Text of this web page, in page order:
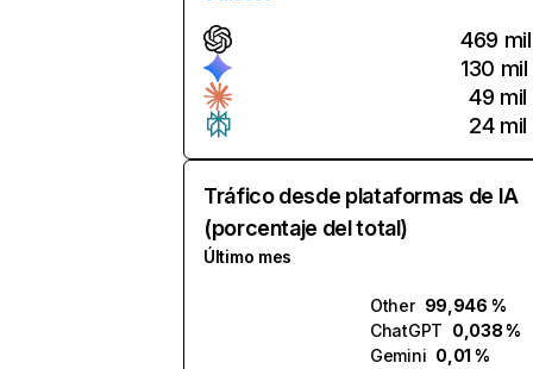
469 mil
130 mil
49 mil
24 mil
Tráfico desde plataformas de IA
(porcentaje del total)
Último mes
Other 99,946 %
ChatGPT 0,038 %
Gemini 0,01 %